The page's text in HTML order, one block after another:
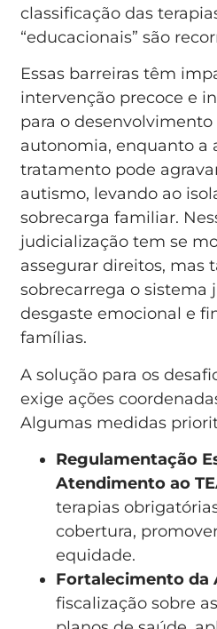
classificação das
“educacionais” são
Essas barreiras têm
intervenção precoce e
para o
autonomia, enquanto a
tratamento pode
autismo, levando ao
sobrecarga familiar.
judicialização tem se
assegurar direitos, mas
sobrecarrega o sistema
desgaste emocional e
famílias.
A solução para os
exige ações
Algumas medidas
Regulamentação
Atendimento ao
terapias
cobertura,
equidade.
Fortalecimento da
fiscalização sobre